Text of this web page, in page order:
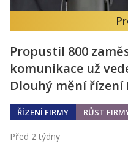
Propustil 800
komunikace už
Dlouhý mění řízení
ŘÍZENÍ FIRMY RŮST
Před 2 týdny